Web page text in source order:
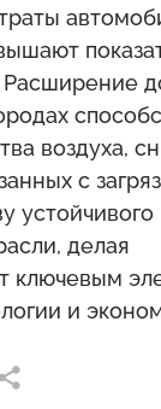
воздуха,
с
устойчивого
делая
ключевым
и